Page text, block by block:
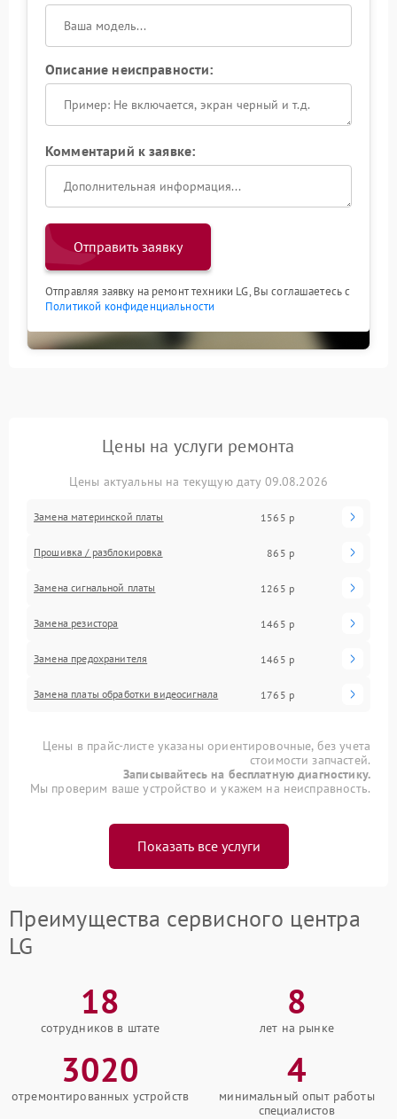
Описание неисправности:
Комментарий к заявке:
Отправить заявку
Отправляя заявку на ремонт техники LG, Вы соглашаетесь с
Политикой конфиденциальности
Цены на услуги ремонта
Цены актуальны на текущую дату 09.08.2026
Замена материнской платы 1565 р
Прошивка / разблокировка 865 р
Замена сигнальной платы 1265 р
Замена резистора 1465 р
Замена предохранителя 1465 р
Замена платы обработки видеосигнала 1765 р
Цены в прайс-листе указаны ориентировочные, без учета
стоимости запчастей.
Записывайтесь на бесплатную диагностику.
Мы проверим ваше устройство и укажем на неисправность.
Показать все услуги
Преимущества сервисного центра
LG
18
сотрудников в штате
8
лет на рынке
3020
отремонтированных устройств
4
минимальный опыт работы
специалистов